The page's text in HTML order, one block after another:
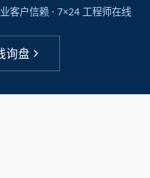
客户信赖 · 7×24 工程师在线
询盘